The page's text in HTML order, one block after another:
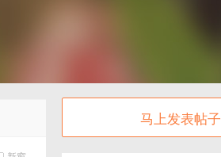
马上发表帖子